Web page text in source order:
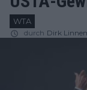
WTA
durch Dirk